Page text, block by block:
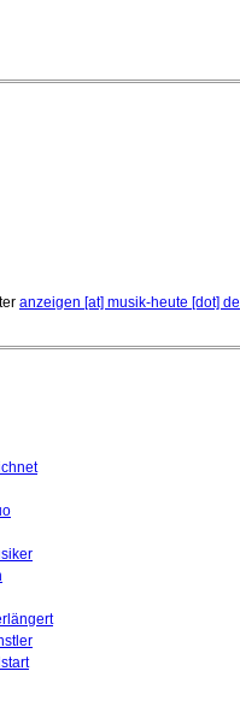
anzeigen [at] musik-heute [dot] de